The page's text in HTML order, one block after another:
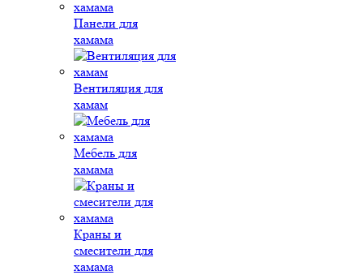
Панели для
хамама
Вентиляция для
хамам
Мебель для
хамама
Краны и
смесители для
хамама